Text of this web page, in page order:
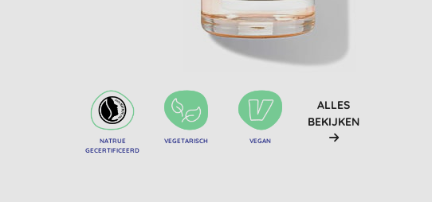
NATRUE
GECERTIFICEERD
VEGETARISCH VEGAN
ALLES
BEKIJKEN